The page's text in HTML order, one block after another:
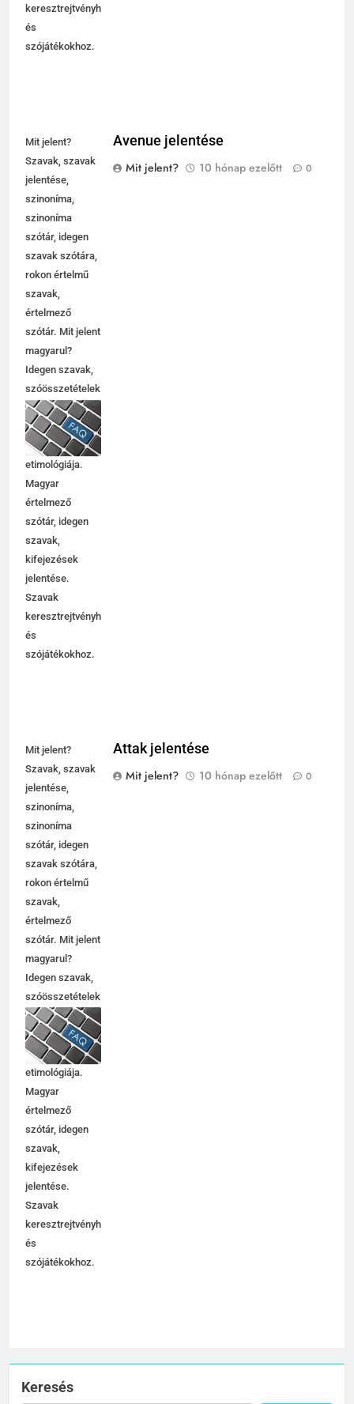
keresztrejtvényhez
és
szójátékokhoz.
Mit jelent?
Szavak, szavak
jelentése,
szinoníma,
szinoníma
szótár, idegen
szavak szótára,
rokon értelmű
szavak,
értelmező
szótár. Mit jelent
magyarul?
Idegen szavak,
szóösszetételek
jelentése,
magyarázata,
használata,
etimológiája.
Magyar
értelmező
szótár, idegen
szavak,
kifejezések
jelentése.
Szavak
keresztrejtvényhez
és
szójátékokhoz.
Avenue jelentése
Mit jelent?
10 hónap ezelőtt 0
Mit jelent?
Szavak, szavak
jelentése,
szinoníma,
szinoníma
szótár, idegen
szavak szótára,
rokon értelmű
szavak,
értelmező
szótár. Mit jelent
magyarul?
Idegen szavak,
szóösszetételek
jelentése,
magyarázata,
használata,
etimológiája.
Magyar
értelmező
szótár, idegen
szavak,
kifejezések
jelentése.
Szavak
keresztrejtvényhez
és
szójátékokhoz.
Attak jelentése
Mit jelent?
10 hónap ezelőtt 0
Keresés
5
6
7
8